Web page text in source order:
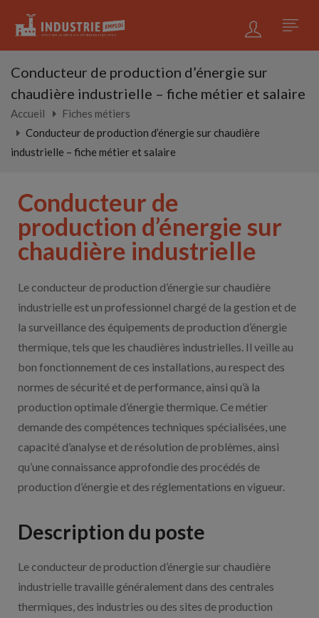
Conducteur de production d’énergie sur
chaudière industrielle – fiche métier et salaire
Accueil
Fiches métiers
Conducteur de production d’énergie sur chaudière
industrielle – fiche métier et salaire
Conducteur de
production d’énergie sur
chaudière industrielle
Le conducteur de production d’énergie sur chaudière
industrielle est un professionnel chargé de la gestion et de
la surveillance des équipements de production d’énergie
thermique, tels que les chaudières industrielles. Il veille au
bon fonctionnement de ces installations, au respect des
normes de sécurité et de performance, ainsi qu’à la
production optimale d’énergie thermique. Ce métier
demande des compétences techniques spécialisées, une
capacité d’analyse et de résolution de problèmes, ainsi
qu’une connaissance approfondie des procédés de
production d’énergie et des réglementations en vigueur.
Description du poste
Le conducteur de production d’énergie sur chaudière
industrielle travaille généralement dans des centrales
thermiques, des industries ou des sites de production